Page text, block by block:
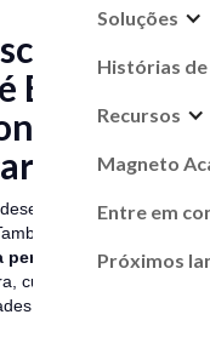
Soluções
Histórias de
Recursos
Magneto
Entre em
Próximos
y
no
es
, qué
cuáles son
de mejora